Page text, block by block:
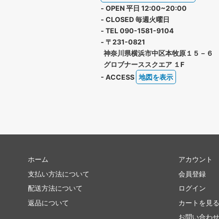
- OPEN 平日 12:00~20:00
- CLOSED 毎週火曜日
- TEL 090-1581-9104
- 〒231-0821
神奈川県横浜市中区本牧原１５－６
グロブナーススクエア １F
- ACCESS 地図を表示
ホーム
支払い方法について
配送方法について
返品について
アカウント
会員登録
ログイン
カートを見る
お問い合わせ